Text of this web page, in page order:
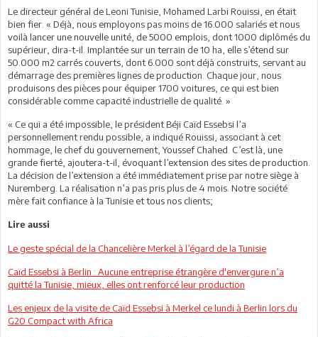
Le directeur général de Leoni Tunisie, Mohamed Larbi Rouissi, en était
bien fier. « Déjà, nous employons pas moins de 16.000 salariés et nous
voilà lancer une nouvelle unité, de 5000 emplois, dont 1000 diplômés du
supérieur, dira-t-il. Implantée sur un terrain de 10 ha, elle s’étend sur
50.000 m2 carrés couverts, dont 6.000 sont déjà construits, servant au
démarrage des premières lignes de production. Chaque jour, nous
produisons des pièces pour équiper 1700 voitures, ce qui est bien
considérable comme capacité industrielle de qualité. »
« Ce qui a été impossible, le président Béji Caïd Essebsi l’a
personnellement rendu possible, a indiqué Rouissi, associant à cet
hommage, le chef du gouvernement, Youssef Chahed. C’est là, une
grande fierté, ajoutera-t-il, évoquant l’extension des sites de production.
La décision de l’extension a été immédiatement prise par notre siège à
Nuremberg. La réalisation n’a pas pris plus de 4 mois. Notre société
mère fait confiance à la Tunisie et tous nos clients;
Lire aussi
Le geste spécial de la Chancelière Merkel à l’égard de la Tunisie
Caïd Essebsi à Berlin : Aucune entreprise étrangère d'envergure n’a
quitté la Tunisie, mieux, elles ont renforcé leur production
Les enjeux de la visite de Caïd Essebsi à Merkel ce lundi à Berlin lors du
G20 Compact with Africa